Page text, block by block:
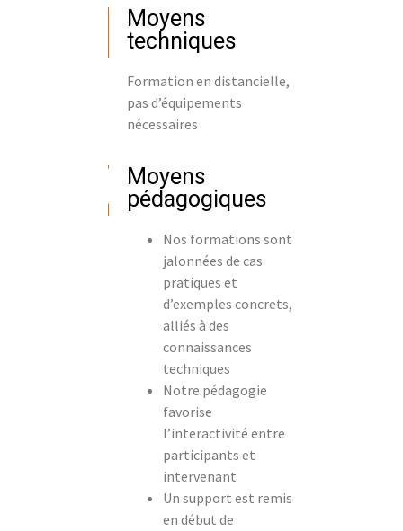
Moyens
techniques
Formation en distancielle,
pas d’équipements
nécessaires
Moyens
pédagogiques
Nos formations sont
jalonnées de cas
pratiques et
d’exemples concrets,
alliés à des
connaissances
techniques
Notre pédagogie
favorise
l’interactivité entre
participants et
intervenant
Un support est remis
en début de